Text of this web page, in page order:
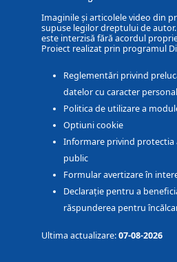
Imaginile și articolele video din
supuse legilor dreptului de
este interzisă fără acordul
Proiect realizat prin programul
Reglementări privind
datelor cu caracter personal
Politica de utilizare a
Optiuni cookie
Informare privind protectia
public
Formular avertizare în
Declarație pentru a
răspunderea pentru
Ultima actualizare:07-08-2026